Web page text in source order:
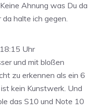
Ahnung was Du da
halte ich gegen.
Uhr
und mit bloßen
zu erkennen als ein 6
kein Kunstwerk. Und
das S10 und Note 10